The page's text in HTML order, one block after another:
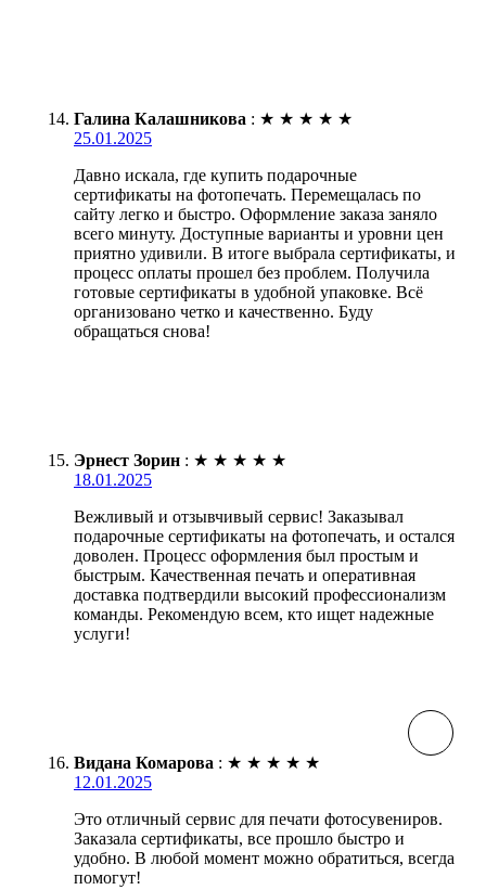
Галина Калашникова : ★ ★ ★ ★ ★
25.01.2025
Давно искала, где купить подарочные
сертификаты на фотопечать. Перемещалась по
сайту легко и быстро. Оформление заказа заняло
всего минуту. Доступные варианты и уровни цен
приятно удивили. В итоге выбрала сертификаты, и
процесс оплаты прошел без проблем. Получила
готовые сертификаты в удобной упаковке. Всё
организовано четко и качественно. Буду
обращаться снова!
Эрнест Зорин : ★ ★ ★ ★ ★
18.01.2025
Вежливый и отзывчивый сервис! Заказывал
подарочные сертификаты на фотопечать, и остался
доволен. Процесс оформления был простым и
быстрым. Качественная печать и оперативная
доставка подтвердили высокий профессионализм
команды. Рекомендую всем, кто ищет надежные
услуги!
Видана Комарова : ★ ★ ★ ★ ★
12.01.2025
Это отличный сервис для печати фотосувениров.
Заказала сертификаты, все прошло быстро и
удобно. В любой момент можно обратиться, всегда
помогут!